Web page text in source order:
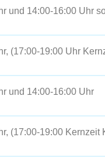
und 14:00-16:00 Uhr
(17:00-19:00 Uhr
und 14:00-16:00 Uhr
(17:00-19:00